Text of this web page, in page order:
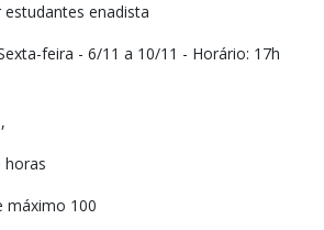
estudantes enadista
feira - 6/11 a 10/11 - Horário: 17h
horas
máximo 100